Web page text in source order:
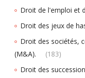
Droit de l'emploi et
Droit des jeux de
Droit des sociétés,
(M&A).
(183)
Droit des